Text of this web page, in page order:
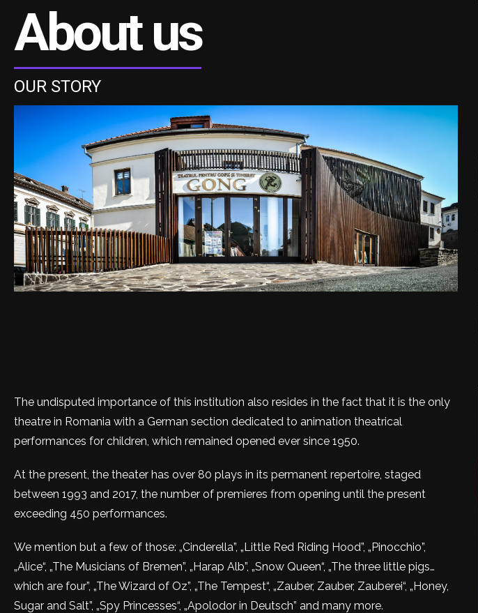
About us
OUR STORY
The undisputed importance of this institution also resides in the fact that it is the only
theatre in Romania with a German section dedicated to animation theatrical
performances for children, which remained opened ever since 1950.
At the present, the theater has over 80 plays in its permanent repertoire, staged
between 1993 and 2017, the number of premieres from opening until the present
exceeding 450 performances.
We mention but a few of those: „Cinderella”, „Little Red Riding Hood”, „Pinocchio”,
„Alice“, „The Musicians of Bremen”, „Harap Alb”, „Snow Queen“, „The three little pigs…
which are four”, „The Wizard of Oz”, „The Tempest“, „Zauber, Zauber, Zauberei“, „Honey,
Sugar and Salt”, „Spy Princesses“, „Apolodor in Deutsch” and many more.